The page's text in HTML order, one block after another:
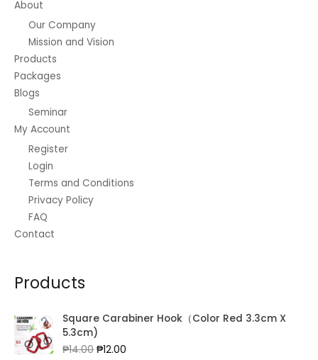
About
Our Company
Mission and Vision
Products
Packages
Blogs
Seminar
My Account
Register
Login
Terms and Conditions
Privacy Policy
FAQ
Contact
Products
Square Carabiner Hook（Color Red 3.3cm X
5.3cm)
₱14.00Original
₱12.00